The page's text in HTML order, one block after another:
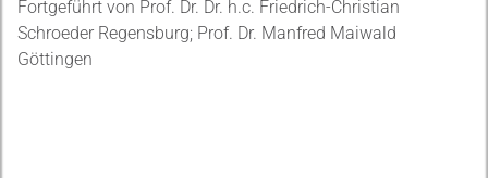
Fortgeführt von Prof. Dr. Dr. h.c. Friedrich-Christian
Schroeder Regensburg; Prof. Dr. Manfred Maiwald
Göttingen